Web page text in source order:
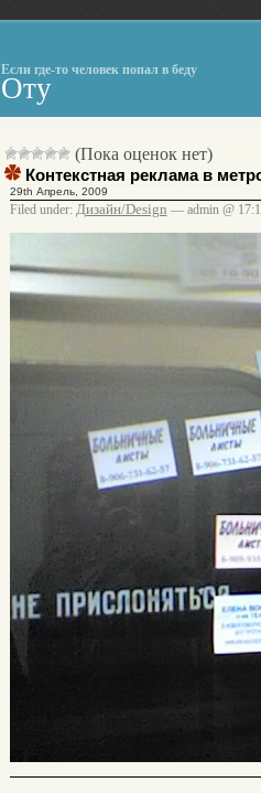
Если где-то человек попал в беду
Оту
(Пока оценок нет)
Контекстная реклама в
29th Апрель, 2009
Filed under: Дизайн/Design — admin @